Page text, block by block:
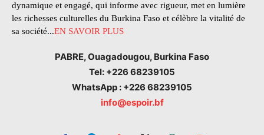
dynamique et engagé, qui informe avec rigueur, met en lumière
les richesses culturelles du Burkina Faso et célèbre la vitalité de
sa société...EN SAVOIR PLUS
PABRE, Ouagadougou, Burkina Faso
Tel: +226 68239105
WhatsApp : +226 68239105
info@espoir.bf